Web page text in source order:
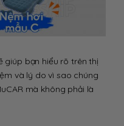
giúp bạn hiểu rõ trên thị
và lý do vì sao chúng
mà không phải là